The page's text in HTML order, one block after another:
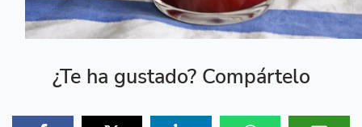
¿Te ha gustado? Compártelo